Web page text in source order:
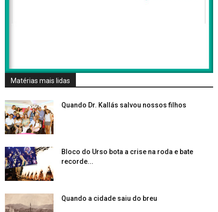
Matérias mais lidas
Quando Dr. Kallás salvou nossos filhos
Bloco do Urso bota a crise na roda e bate
recorde...
Quando a cidade saiu do breu